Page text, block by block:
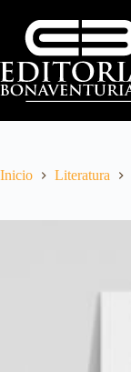
Inicio Literatura